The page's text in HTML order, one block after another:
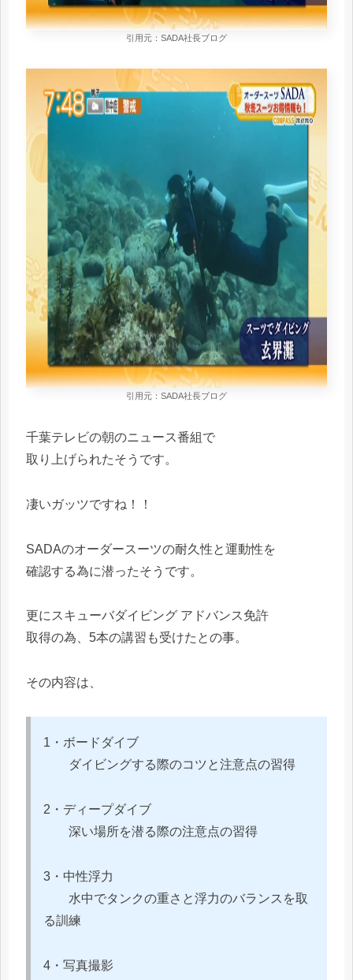
引用元：SADA社長ブログ
引用元：SADA社長ブログ
千葉テレビの朝のニュース番組で
取り上げられたそうです。
凄いガッツですね！！
SADAのオーダースーツの耐久性と運動性を
確認する為に潜ったそうです。
更にスキューバダイビング アドバンス免許
取得の為、5本の講習も受けたとの事。
その内容は、
1・ボードダイブ
ダイビングする際のコツと注意点の習得
2・ディープダイブ
深い場所を潜る際の注意点の習得
3・中性浮力
水中でタンクの重さと浮力のバランスを取
る訓練
4・写真撮影